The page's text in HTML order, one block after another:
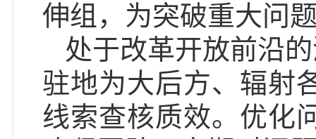
伸组，为突破重大问
处于改革开放前沿
驻地为大后方、辐射
线索查核质效。优化